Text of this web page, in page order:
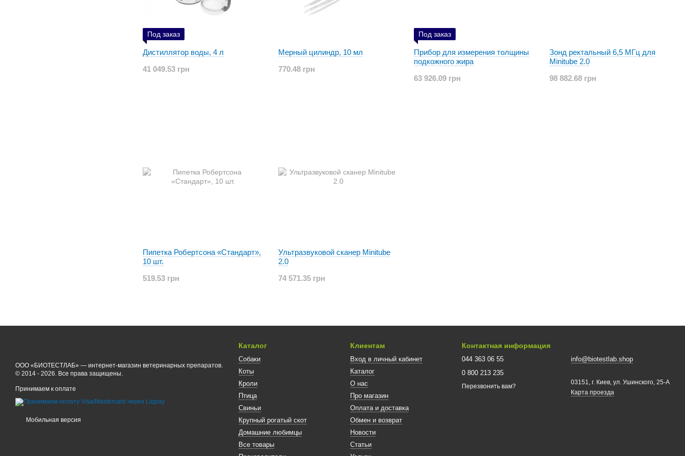
Под заказ
Дистиллятор воды, 4 л
41 049.53 грн
Мерный цилиндр, 10 мл
770.48 грн
Под заказ
Прибор для измерения толщины
подкожного жира
63 926.09 грн
Зонд ректальный 6,5 МГц для
Minitube 2.0
98 882.68 грн
Пипетка Робертсона «Стандарт»,
10 шт.
519.53 грн
Ультразвуковой сканер Minitube
2.0
74 571.35 грн
ООО «БИОТЕСТЛАБ» — интернет-магазин ветеринарных препаратов.
© 2014 - 2026. Все права защищены.
Принимаем к оплате
Мобильная версия
Каталог
Собаки
Коты
Кроли
Птица
Свиньи
Крупный рогатый скот
Домашние любимцы
Все товары
Клиентам
Вход в личный кабинет
Каталог
О нас
Про магазин
Оплата и доставка
Обмен и возврат
Новости
Статьи
Контактная информация
044 363 06 55
0 800 213 235
Перезвонить вам?
info@biotestlab.shop
03151, г. Киев, ул. Ушинского, 25-A
Карта проезда